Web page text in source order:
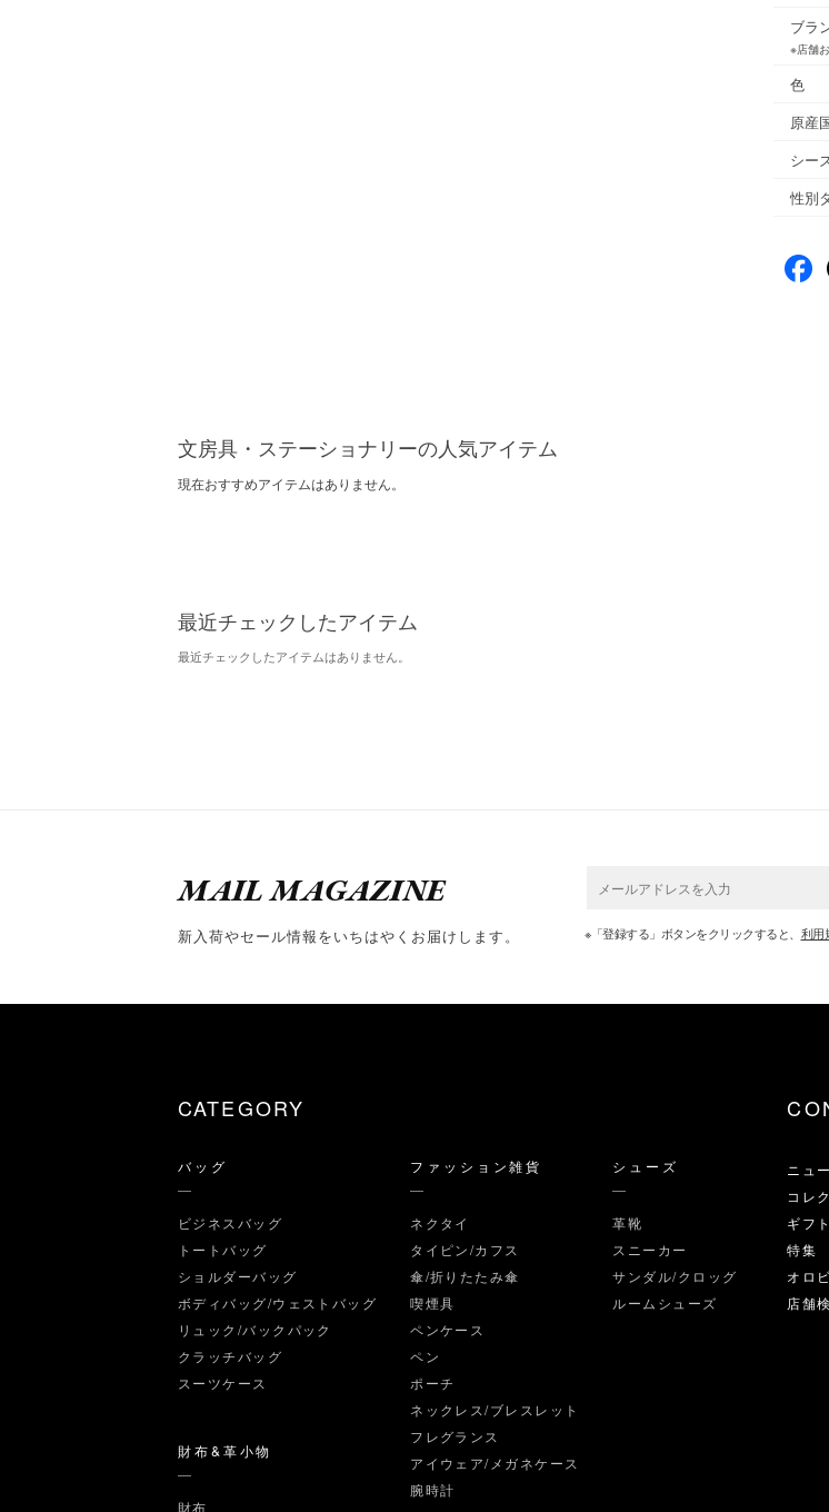
ブラ
※店舗
色
原産
シー
性別
文房具・ステーショナリーの人気アイテム
現在おすすめアイテムはありません。
最近チェックしたアイテム
最近チェックしたアイテムはありません。
MAIL MAGAZINE
新入荷やセール情報をいちはやくお届けします。 ※「登録する」ボタンをクリックすると、 利用
CATEGORY
バッグ
ビジネスバッグ
トートバッグ
ショルダーバッグ
ボディバッグ/ウェストバッグ
リュック/バックパック
クラッチバッグ
スーツケース
財布&革小物
財布
ファッション雑貨
ネクタイ
タイピン/カフス
傘/折りたたみ傘
喫煙具
ペンケース
ペン
ポーチ
ネックレス/ブレスレット
フレグランス
アイウェア/メガネケース
腕時計
シューズ
革靴
スニーカー
サンダル/クロッグ
ルームシューズ
ニュ
コレ
ギフト
特集
オロ
店舗